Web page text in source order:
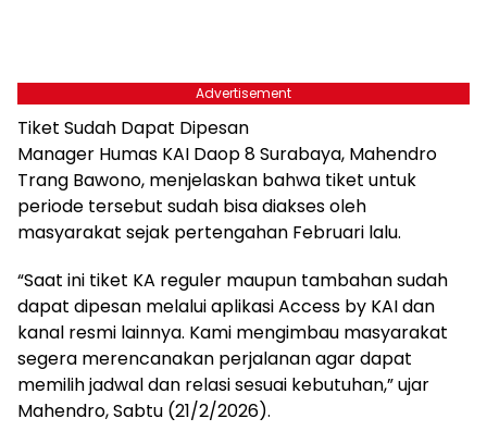
Advertisement
Tiket Sudah Dapat Dipesan
Manager Humas KAI Daop 8 Surabaya, Mahendro
Trang Bawono, menjelaskan bahwa tiket untuk
periode tersebut sudah bisa diakses oleh
masyarakat sejak pertengahan Februari lalu.
“Saat ini tiket KA reguler maupun tambahan sudah
dapat dipesan melalui aplikasi Access by KAI dan
kanal resmi lainnya. Kami mengimbau masyarakat
segera merencanakan perjalanan agar dapat
memilih jadwal dan relasi sesuai kebutuhan,” ujar
Mahendro, Sabtu (21/2/2026).